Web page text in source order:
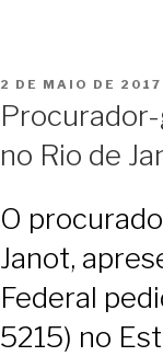
PUBLICADO
2 DE MAIO DE 2017
no Rio de
O
Janot,
Federal
5215) no